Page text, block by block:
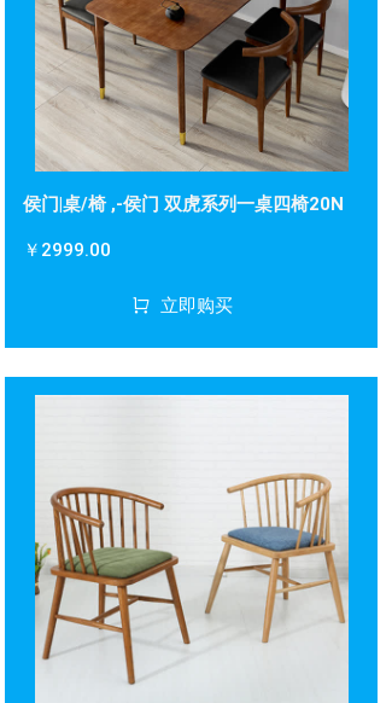
侯门|桌/椅 ,-侯门 双虎系列一桌四椅20N
￥2999.00
立即购买